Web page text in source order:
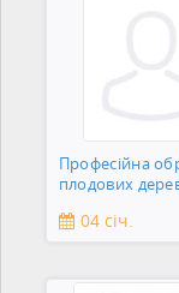
Професійна
плодових
04 січ.